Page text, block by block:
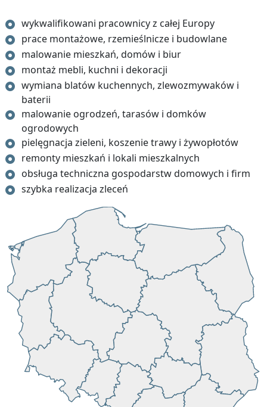
wykwalifikowani pracownicy z całej Europy
prace montażowe, rzemieślnicze i budowlane
malowanie mieszkań, domów i biur
montaż mebli, kuchni i dekoracji
wymiana blatów kuchennych, zlewozmywaków i
baterii
malowanie ogrodzeń, tarasów i domków
ogrodowych
pielęgnacja zieleni, koszenie trawy i żywopłotów
remonty mieszkań i lokali mieszkalnych
obsługa techniczna gospodarstw domowych i firm
szybka realizacja zleceń